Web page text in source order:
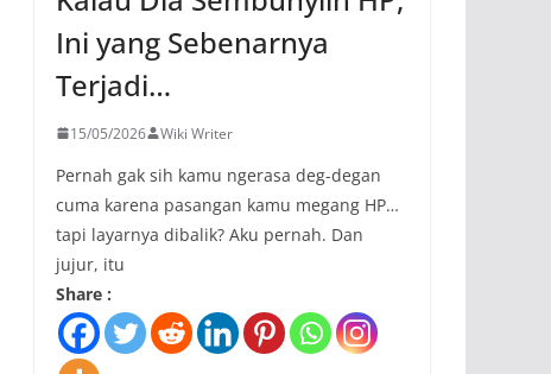
Ini yang Sebenarnya
Terjadi…
15/05/2026 Wiki Writer
Pernah gak sih kamu ngerasa deg-degan
cuma karena pasangan kamu megang HP…
tapi layarnya dibalik? Aku pernah. Dan
jujur, itu
Share :